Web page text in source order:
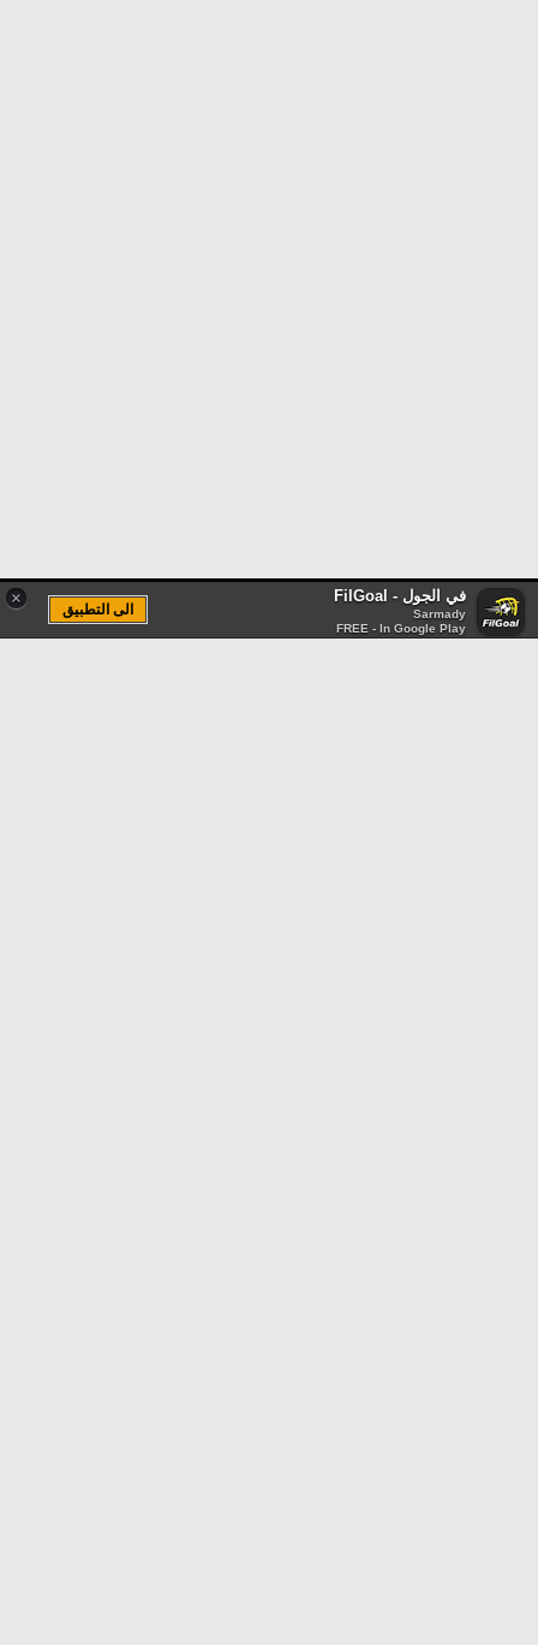
× في الجول - FilGoal
Sarmady
FREE - In Google Play
الى التطبيق